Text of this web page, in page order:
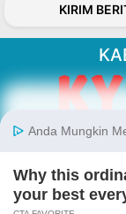
KIRIM